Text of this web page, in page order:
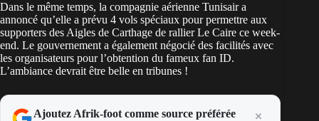
Dans le même temps, la compagnie aérienne Tunisair a
annoncé qu’elle a prévu 4 vols spéciaux pour permettre aux
supporters des Aigles de Carthage de rallier Le Caire ce week-
end. Le gouvernement a également négocié des facilités avec
les organisateurs pour l’obtention du fameux fan ID.
L’ambiance devrait être belle en tribunes !
Ajoutez Afrik-foot comme source préférée